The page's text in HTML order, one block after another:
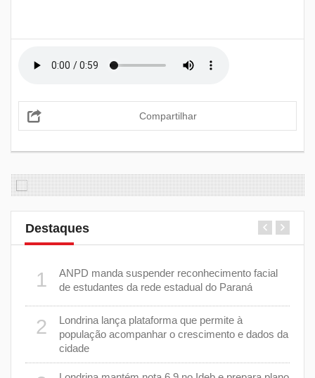
Compartilhar
Destaques
1
ANPD manda suspender reconhecimento facial
de estudantes da rede estadual do Paraná
2
Londrina lança plataforma que permite à
população acompanhar o crescimento e dados da
cidade